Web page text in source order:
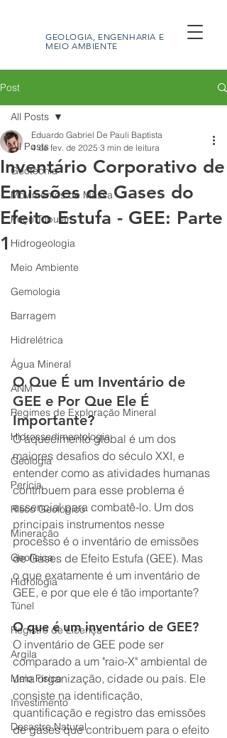
GEOLOGIA, ENGENHARIA E
MEIO AMBIENTE
Post
All Posts
Geotecnia
Movimentos de Massa
Poço Tubular
Hidrogeologia
Meio Ambiente
Gemologia
Barragem
Hidrelétrica
Água Mineral
ANM
Regimes de Exploração Mineral
Hidrossedimentologia
Geologia
Perícia
Risco Geológico
Mineração
Geofísica
Hidrologia
Túnel
Registro de Licença
Argila
Meio Físico
Investimento
Desastre Natural
All Posts
Inventário Corporativo de
Emissões de Gases do
Efeito Estufa - GEE: Parte
1
Eduardo Gabriel De Pauli Baptista
4 de fev. de 2025 3 min de leitura
O Que É um Inventário de
GEE e Por Que Ele É
Importante?
O aquecimento global é um dos
maiores desafios do século XXI, e
entender como as atividades humanas
contribuem para esse problema é
essencial para combatê-lo. Um dos
principais instrumentos nesse
processo é o inventário de emissões
de Gases de Efeito Estufa (GEE). Mas
o que exatamente é um inventário de
GEE, e por que ele é tão importante?
O que é um inventário de GEE?
O inventário de GEE pode ser
comparado a um "raio-X" ambiental de
uma organização, cidade ou país. Ele
consiste na identificação,
quantificação e registro das emissões
de gases que contribuem para o efeito